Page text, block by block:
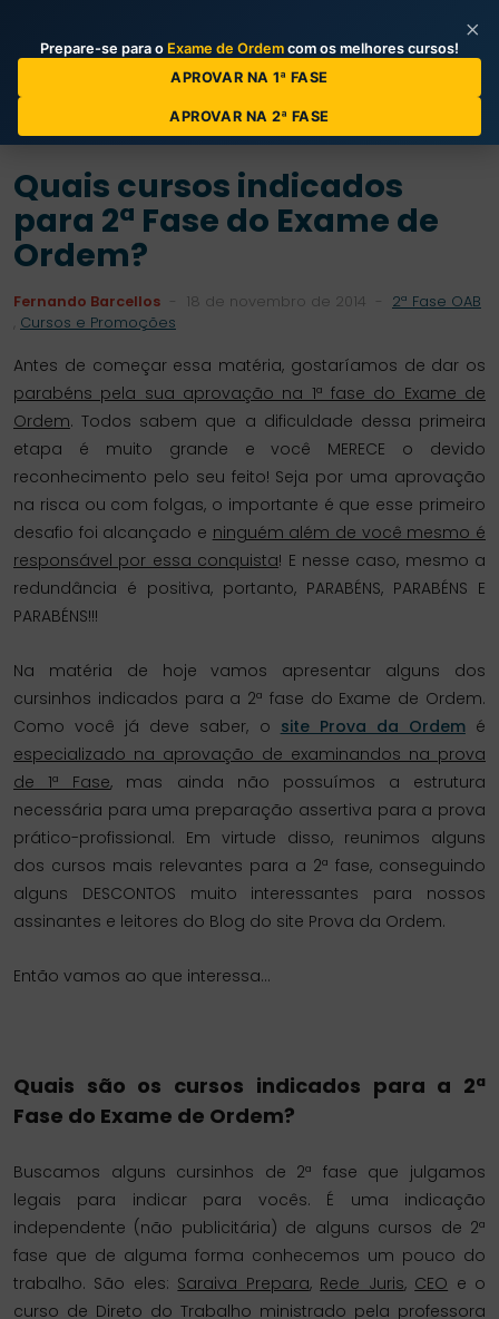
Categorias de Posts
Quais cursos indicados
para 2ª Fase do Exame de
Ordem?
Fernando Barcellos 18 de novembro de 2014
2ª Fase OAB
Cursos e Promoções
Antes de começar essa matéria, gostaríamos de dar os
parabéns pela sua aprovação na 1ª fase do Exame de
Ordem. Todos sabem que a dificuldade dessa primeira
etapa é muito grande e você MERECE o devido
reconhecimento pelo seu feito! Seja por uma aprovação
na risca ou com folgas, o importante é que esse primeiro
desafio foi alcançado e ninguém além de você mesmo é
responsável por essa conquista! E nesse caso, mesmo a
redundância é positiva, portanto, PARABÉNS, PARABÉNS E
PARABÉNS!!!
Na matéria de hoje vamos apresentar alguns dos
cursinhos indicados para a 2ª fase do Exame de Ordem.
Como você já deve saber, o site Prova da Ordemé
especializado na aprovação de examinandos na prova
de 1ª Fase, mas ainda não possuímos a estrutura
necessária para uma preparação assertiva para a prova
prático-profissional. Em virtude disso, reunimos alguns
dos cursos mais relevantes para a 2ª fase, conseguindo
alguns DESCONTOS muito interessantes para nossos
assinantes e leitores do Blog do site Prova da Ordem.
Então vamos ao que interessa…
Quais são os cursos indicados para a 2ª
Fase do Exame de Ordem?
Buscamos alguns cursinhos de 2ª fase que julgamos
legais para indicar para vocês. É uma indicação
independente (não publicitária) de alguns cursos de 2ª
fase que de alguma forma conhecemos um pouco do
trabalho. São eles: Saraiva Prepara, Rede Juris, CEO e o
curso de Direto do Trabalho ministrado pela professora
×
Prepare-se para o Exame de Ordem com os melhores cursos!
APROVAR NA 1ª FASE
APROVAR NA 2ª FASE